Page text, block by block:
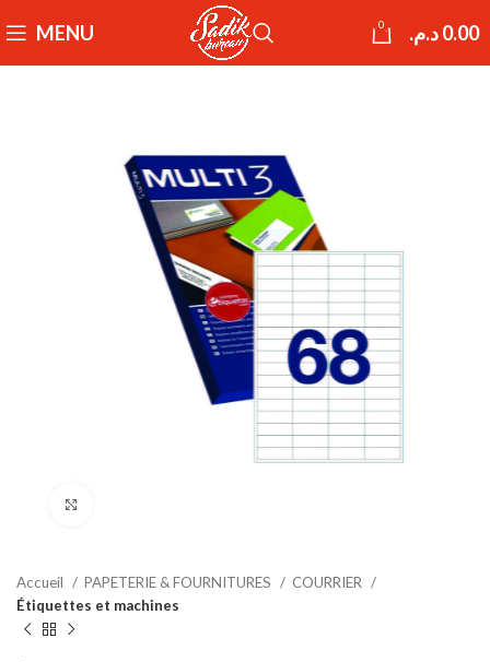
MENU 0 0.00د.م.
Accueil PAPETERIE & FOURNITURES
COURRIER
Étiquettes et machines